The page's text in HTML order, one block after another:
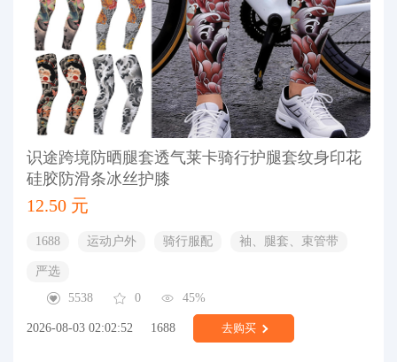
识途跨境防晒腿套透气莱卡骑行护腿套纹身印花
硅胶防滑条冰丝护膝
12.50 元
1688 运动户外 骑行服配 袖、腿套、束管带
严选
5538
0 45%
2026-08-03 02:02:52 1688 去购买